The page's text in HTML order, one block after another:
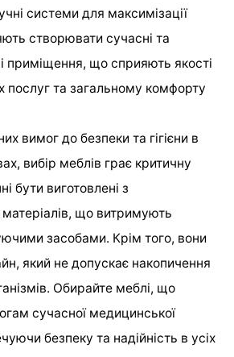
системи для максимізації
створювати сучасні та
приміщення, що сприяють якості
послуг та загальному комфорту
вимог до безпеки та гігієни в
вибір меблів грає критичну
бути виготовлені з
що витримують
засобами. Крім того, вони
який не допускає накопичення
Обирайте меблі, що
сучасної медицинської
безпеку та надійність в усіх